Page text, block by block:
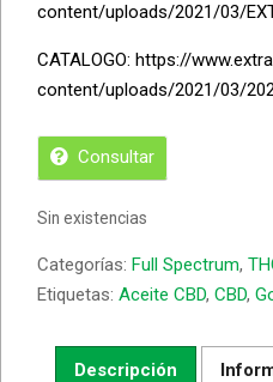
content/uploads/2021/03/
CATALOGO: https://
content/uploads/2021/03/
Consultar
Sin existencias
Categorías: Full Spectrum,
Etiquetas: Aceite CBD, CBD,
Descripción